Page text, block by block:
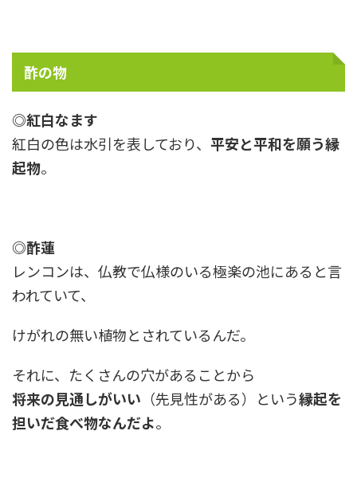
酢の物
◎紅白なます
紅白の色は水引を表しており、 平安と平和を願う縁
起物。
◎酢蓮
レンコンは、仏教で仏様のいる極楽の池にあると言
われていて、
けがれの無い植物とされているんだ。
それに、たくさんの穴があることから
将来の見通しがいい （先見性がある）という縁起を
担いだ食べ物なんだよ。